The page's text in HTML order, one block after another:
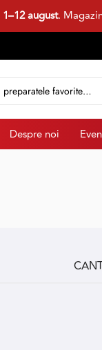
1–12 august.
Despre noi